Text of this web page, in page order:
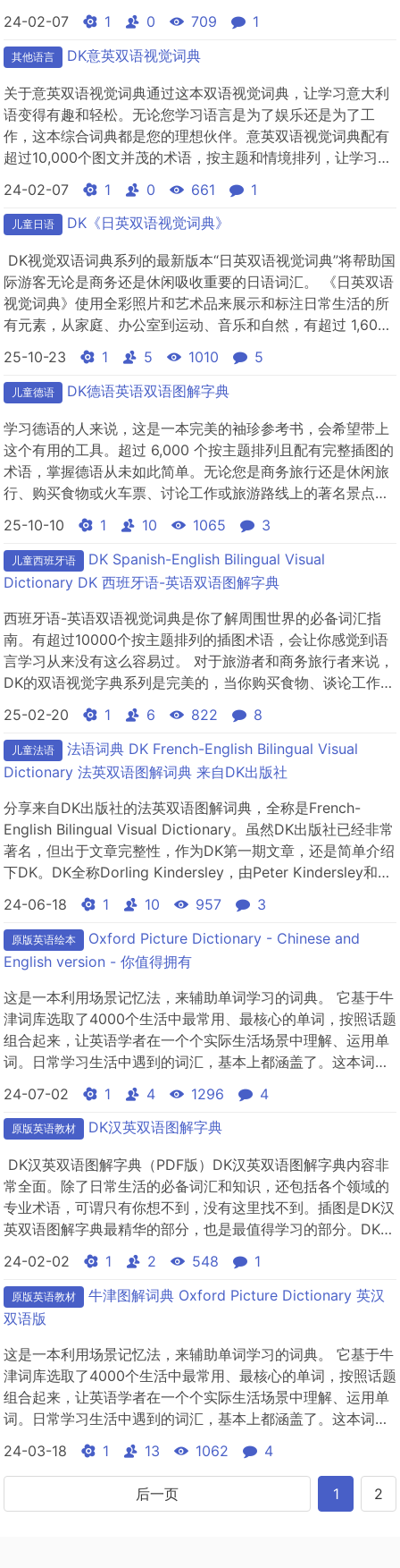
名词和动词，以及有用的短语，一旦您感到更加自信，您就可
以在对话中使用它们。波兰语-英语双语视觉词典是一个丰富多
彩、刺激的学习资源，适合各个级别，无论您是学生、教师、
24-02-07 1 0 709 1
其他语言 DK意英双语视觉词典
关于意英双语视觉词典通过这本双语视觉词典，让学习意大利
语变得有趣和轻松。无论您学习语言是为了娱乐还是为了工
作，这本综合词典都是您的理想伙伴。意英双语视觉词典配有
超过10,000个图文并茂的术语，按主题和情境排列，让学习变
得轻松。无论您是外出购物还是正在参加正式会议，这本方便
的指南将始终伴您左右。
24-02-07 1 0 661 1
儿童日语 DK《日英双语视觉词典》
DK视觉双语词典系列的最新版本“日英双语视觉词典”将帮助国
际游客无论是商务还是休闲吸收重要的日语词汇。 《日英双语
视觉词典》使用全彩照片和艺术品来展示和标注日常生活的所
有元素，从家庭、办公室到运动、音乐和自然，有超过 1,600
张照片和插图，6,000 多个注释术语。
25-10-23 1 5 1010 5
儿童德语 DK德语英语双语图解字典
学习德语的人来说，这是一本完美的袖珍参考书，会希望带上
这个有用的工具。超过 6,000 个按主题排列且配有完整插图的
术语，掌握德语从未如此简单。无论您是商务旅行还是休闲旅
行、购买食物或火车票、讨论工作或旅游路线上的著名景点，
有了这本双语视觉词典，您都会对自己的新语言技能充满信
心。照片和综合索引相结合，使查找您需要的单词成为一项快
速而轻松的任务。德英双语视觉词典还具有易于使用的免费音
频应用程序（可在...
25-10-10 1 10 1065 3
儿童西班牙语
DK Spanish-English Bilingual Visual
Dictionary DK 西班牙语-英语双语图解字典
西班牙语-英语双语视觉词典是你了解周围世界的必备词汇指
南。有超过10000个按主题排列的插图术语，会让你感觉到语
言学习从来没有这么容易过。 对于旅游者和商务旅行者来说，
DK的双语视觉字典系列是完美的，当你购买食物、谈论工作、
讨论健康和学习语言时，DK的双语视觉字典系列便在你身边。
令人惊叹的视觉效果和全面的索引相结合，使西班牙语英语双
语视觉字典成为您不可或缺的西班牙语语言伴侣。英国DK出版
社，是国际...
25-02-20 1 6 822 8
儿童法语
法语词典 DK French-English Bilingual Visual
Dictionary 法英双语图解词典 来自DK出版社
分享来自DK出版社的法英双语图解词典，全称是French-
English Bilingual Visual Dictionary。虽然DK出版社已经非常
著名，但出于文章完整性，作为DK第一期文章，还是简单介绍
下DK。DK全称Dorling Kindersley，由Peter Kindersley和
Christopher Dorling建立于1974年。凭借超过 45 年的出版经
验，DK以 63 种...
24-06-18 1 10 957 3
原版英语绘本
Oxford Picture Dictionary - Chinese and
English version - 你值得拥有
这是一本利用场景记忆法，来辅助单词学习的词典。 它基于牛
津词库选取了4000个生活中最常用、最核心的单词，按照话题
组合起来，让英语学者在一个个实际生活场景中理解、运用单
词。日常学习生活中遇到的词汇，基本上都涵盖了。这本词典
摒弃了传统的按单词字母顺序进行排序的方法，而是将单词按
生活场景进行细分为12大单元，4000个词汇按照场景又分为
174个主题，在一个个全彩图画情景中，把相关的词汇通过生
24-07-02 1 4 1296 4
原版英语教材 DK汉英双语图解字典
DK汉英双语图解字典（PDF版）DK汉英双语图解字典内容非
常全面。除了日常生活的必备词汇和知识，还包括各个领域的
专业术语，可谓只有你想不到，没有这里找不到。插图是DK汉
英双语图解字典最精华的部分，也是最值得学习的部分。DK汉
英双语图解字典的图片选择注重实用性，准确性。通过这些插
图，可以解释读者不熟悉的词。增长读者的知识。这类词包括
动植物、建筑、天文、地理、科技、几何图形等方面的词。插
图...
24-02-02 1 2 548 1
原版英语教材
牛津图解词典 Oxford Picture Dictionary 英汉
双语版
这是一本利用场景记忆法，来辅助单词学习的词典。 它基于牛
津词库选取了4000个生活中最常用、最核心的单词，按照话题
组合起来，让英语学者在一个个实际生活场景中理解、运用单
词。日常学习生活中遇到的词汇，基本上都涵盖了。这本词典
摒弃了传统的按单词字母顺序进行排序的方法，而是将单词按
生活场景进行细分为12大单元，4000个词汇按照场景又分为
174个主题，在一个个全彩图画情景中，把相关的词汇通过生
24-03-18 1 13 1062 4
后一页 1 2